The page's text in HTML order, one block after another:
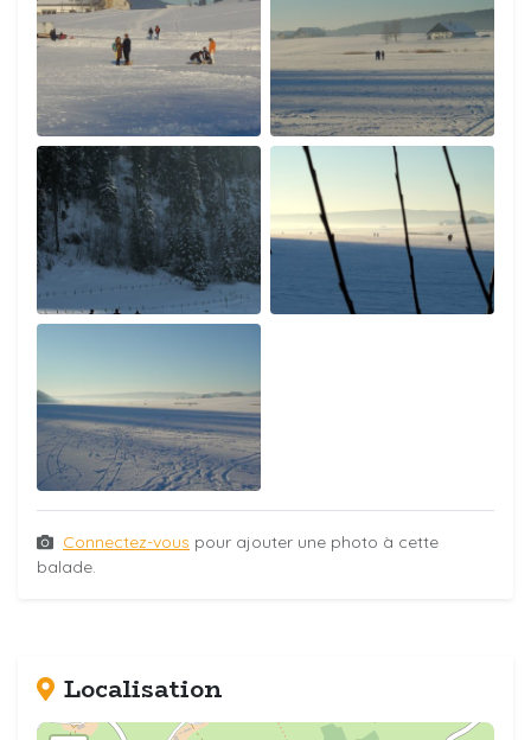
Connectez-vous pour ajouter une photo à cette
balade.
Localisation